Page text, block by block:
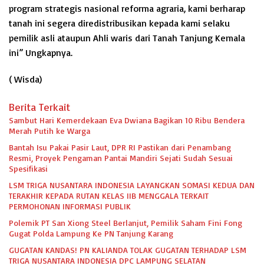
program strategis nasional reforma agraria, kami berharap
tanah ini segera diredistribusikan kepada kami selaku
pemilik asli ataupun Ahli waris dari Tanah Tanjung Kemala
ini” Ungkapnya.
( Wisda)
Berita Terkait
Sambut Hari Kemerdekaan Eva Dwiana Bagikan 10 Ribu Bendera
Merah Putih ke Warga
Bantah Isu Pakai Pasir Laut, DPR RI Pastikan dari Penambang
Resmi, Proyek Pengaman Pantai Mandiri Sejati Sudah Sesuai
Spesifikasi
LSM TRIGA NUSANTARA INDONESIA LAYANGKAN SOMASI KEDUA DAN
TERAKHIR KEPADA RUTAN KELAS IIB MENGGALA TERKAIT
PERMOHONAN INFORMASI PUBLIK
Polemik PT San Xiong Steel Berlanjut, Pemilik Saham Fini Fong
Gugat Polda Lampung Ke PN Tanjung Karang
GUGATAN KANDAS! PN KALIANDA TOLAK GUGATAN TERHADAP LSM
TRIGA NUSANTARA INDONESIA DPC LAMPUNG SELATAN